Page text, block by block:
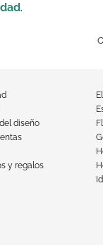
.
diseño
y regalos